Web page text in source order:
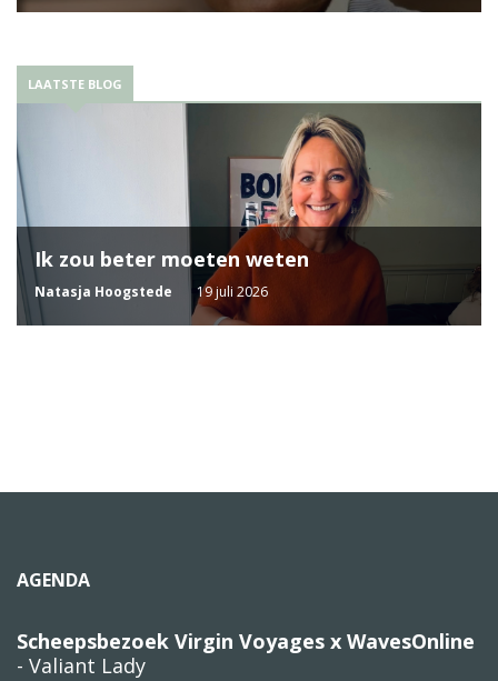
LAATSTE BLOG
Ik zou beter moeten weten
Natasja Hoogstede 19 juli 2026
AGENDA
Scheepsbezoek Virgin Voyages x WavesOnline
- Valiant Lady